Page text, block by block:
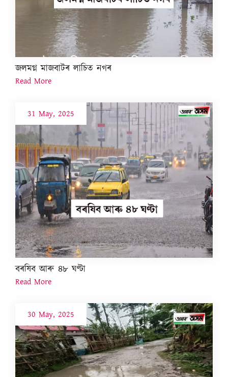
জলমগ্ন মাজবাটৰ লাচিত নগৰ
Read More
31 May, 2025
বৰষিব আৰু ৪৮ ঘণ্টা
Read More
30 May, 2025